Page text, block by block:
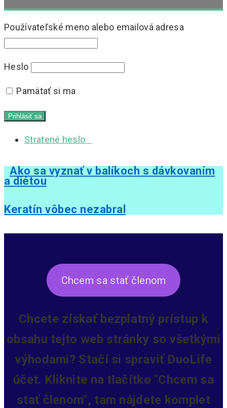
Používateľské meno alebo emailová adresa
Heslo
Pamätať si ma
Stratené heslo
Ako sa vyznať v balíkoch s dávkovaním
a diétou
Keratín vôbec nezabral
Chcem sa stať členom
Chcete získať bezplatný prístup k
obsahu tejto web stránky so všetkými
výhodami? Stačí si spraviť DuoLife
účet. Kliknite na tlačítko "Chcem sa
stať členom", tam nájdete komplet